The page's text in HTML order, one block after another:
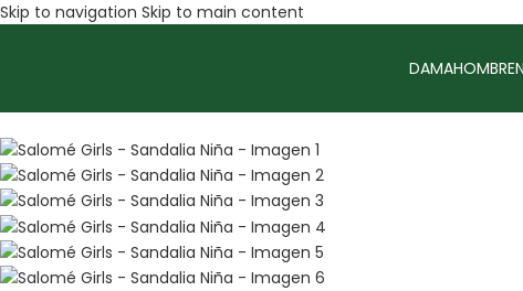
Skip to navigation Skip to main content
DAMAHOMBRE